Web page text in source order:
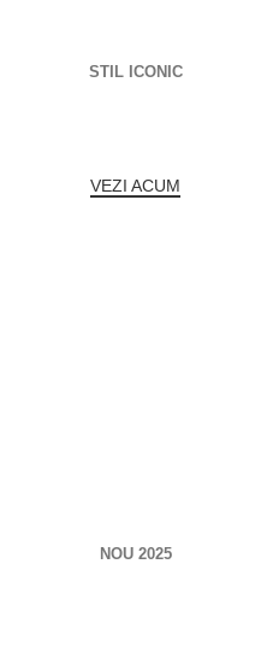
STIL ICONIC
VEZI ACUM
NOU 2025